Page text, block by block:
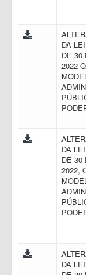
DA
DE 30
2022
DA
DE 30
2022,
DA